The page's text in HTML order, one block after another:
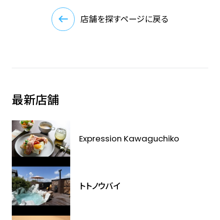
店舗を探すページに戻る
最新店舗
Expression Kawaguchiko
トトノウバイ